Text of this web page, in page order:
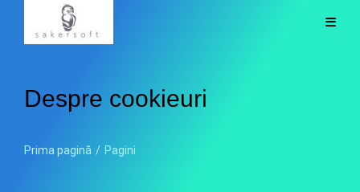
Despre cookieuri
Prima pagină / Pagini